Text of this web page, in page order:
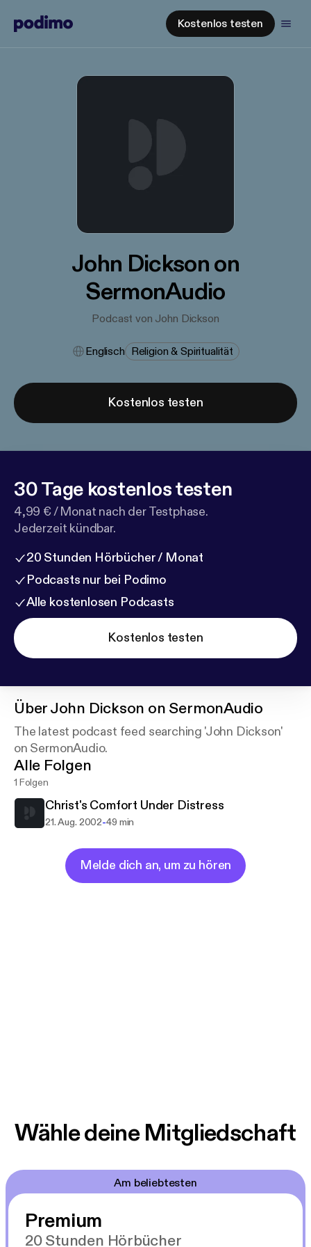
Kostenlos testen
John Dickson on
SermonAudio
Podcast von John Dickson
Englisch Religion & Spiritualität
Kostenlos testen
30 Tage kostenlos testen
4,99 € / Monat nach der Testphase.
Jederzeit kündbar.
20 Stunden Hörbücher / Monat
Podcasts nur bei Podimo
Alle kostenlosen Podcasts
Kostenlos testen
ÜberJohn Dickson on SermonAudio
The latest podcast feed searching 'John Dickson'
on SermonAudio.
Alle Folgen
1 Folgen
Christ's Comfort Under Distress
21. Aug. 2002-49 min
Melde dich an, um zu hören
Wähle deine Mitgliedschaft
Am beliebtesten
Premium
20 Stunden Hörbücher